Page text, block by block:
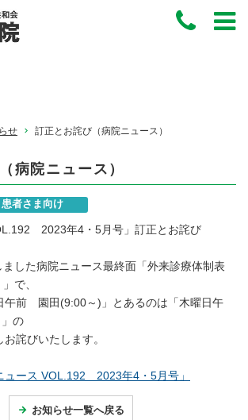
せ 訂正とお詫び（病院ニュース）
病院ニュース）
患者さま向け
2023年4・5月号」訂正とお詫び
した病院ニュース最終面「外来診療体制表
で、
午前 園田(9:00～)」とあるのは「木曜日午
の
詫びいたします。
ュース VOL.192 2023年4・5月号」
お知らせ一覧へ戻る